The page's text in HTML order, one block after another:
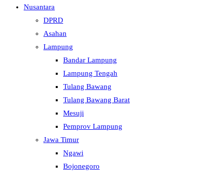
Nusantara
DPRD
Asahan
Lampung
Bandar Lampung
Lampung Tengah
Tulang Bawang
Tulang Bawang Barat
Mesuji
Pemprov Lampung
Jawa Timur
Ngawi
Bojonegoro